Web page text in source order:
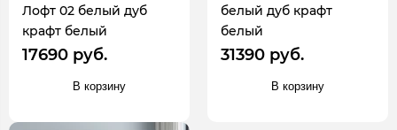
Лофт 02 белый дуб
крафт белый
17690 руб.
В корзину
белый дуб крафт
белый
31390 руб.
В корзину